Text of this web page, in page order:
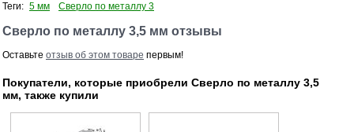
Теги: 5 мм Сверло по металлу 3
Сверло по металлу 3,5 мм отзывы
Оставьте отзыв об этом товаре первым!
Покупатели, которые приобрели Сверло по металлу 3,5
мм, также купили